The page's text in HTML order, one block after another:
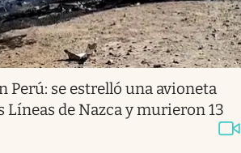
Perú: se estrelló una avioneta
de Nazca y murieron 13